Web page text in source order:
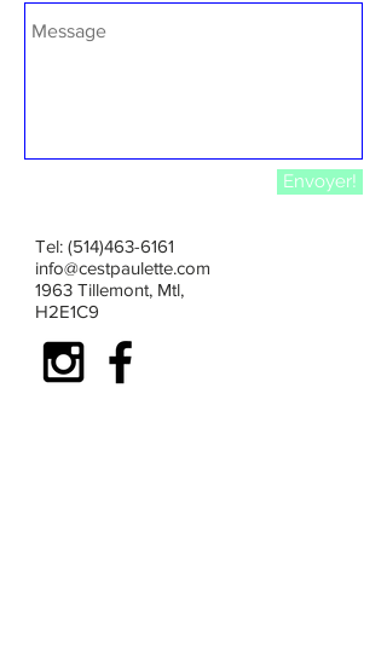
Envoyer!
Tel: (514)463-6161
info@cestpaulette.com
1963 Tillemont, Mtl,
H2E1C9